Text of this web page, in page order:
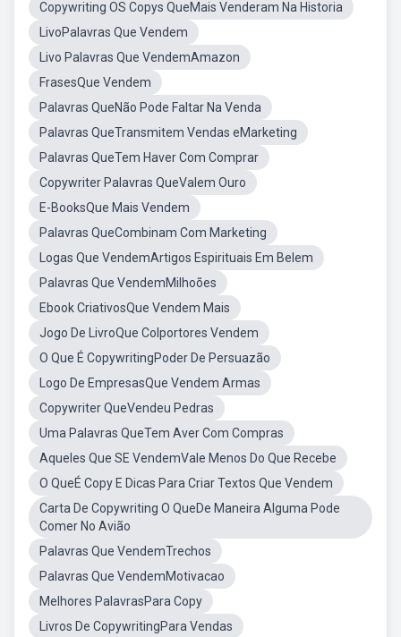
Copywriting OS Copys QueMais Venderam Na Historia
LivoPalavras Que Vendem
Livo Palavras Que VendemAmazon
FrasesQue Vendem
Palavras QueNão Pode Faltar Na Venda
Palavras QueTransmitem Vendas eMarketing
Palavras QueTem Haver Com Comprar
Copywriter Palavras QueValem Ouro
E-BooksQue Mais Vendem
Palavras QueCombinam Com Marketing
Logas Que VendemArtigos Espirituais Em Belem
Palavras Que VendemMilhoões
Ebook CriativosQue Vendem Mais
Jogo De LivroQue Colportores Vendem
O Que É CopywritingPoder De Persuazão
Logo De EmpresasQue Vendem Armas
Copywriter QueVendeu Pedras
Uma Palavras QueTem Aver Com Compras
Aqueles Que SE VendemVale Menos Do Que Recebe
O QueÉ Copy E Dicas Para Criar Textos Que Vendem
Carta De Copywriting O QueDe Maneira Alguma Pode
Comer No Avião
Palavras Que VendemTrechos
Palavras Que VendemMotivacao
Melhores PalavrasPara Copy
Livros De CopywritingPara Vendas